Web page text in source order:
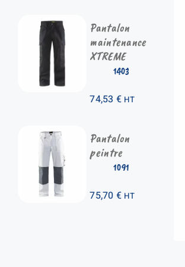
70,51 €
à
74,04 €
1403
Pantalon
maintenance
XTREME
74,53 € HT
1091
Pantalon
peintre
75,70 € HT